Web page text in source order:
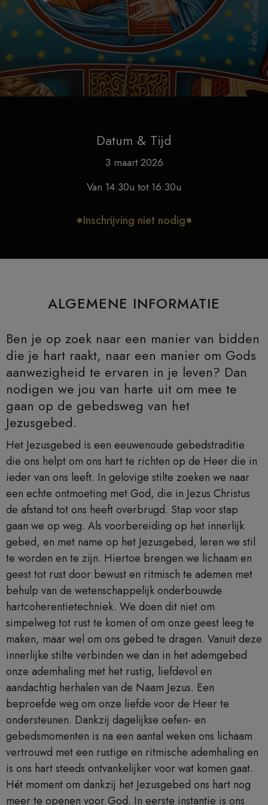
Datum & Tijd
3 maart 2026
Van 14:30u tot 16:30u
Inschrijving niet nodig
ALGEMENE INFORMATIE
Ben je op zoek naar een manier van bidden
die je hart raakt, naar een manier om Gods
aanwezigheid te ervaren in je leven? Dan
nodigen we jou van harte uit om mee te
gaan op de gebedsweg van het
Jezusgebed.
Het Jezusgebed is een eeuwenoude gebedstraditie
die ons helpt om ons hart te richten op de Heer die in
ieder van ons leeft. In gelovige stilte zoeken we naar
een echte ontmoeting met God, die in Jezus Christus
de afstand tot ons heeft overbrugd. Stap voor stap
gaan we op weg. Als voorbereiding op het innerlijk
gebed, en met name op het Jezusgebed, leren we stil
te worden en te zijn. Hiertoe brengen we lichaam en
geest tot rust door bewust en ritmisch te ademen met
behulp van de wetenschappelijk onderbouwde
hartcoherentietechniek. We doen dit niet om
simpelweg tot rust te komen of om onze geest leeg te
maken, maar wel om ons gebed te dragen. Vanuit deze
innerlijke stilte verbinden we dan in het ademgebed
onze ademhaling met het rustig, liefdevol en
aandachtig herhalen van de Naam Jezus. Een
beproefde weg om onze liefde voor de Heer te
ondersteunen. Dankzij dagelijkse oefen- en
gebedsmomenten is na een aantal weken ons lichaam
vertrouwd met een rustige en ritmische ademhaling en
is ons hart steeds ontvankelijker voor wat komen gaat.
Hét moment om dankzij het Jezusgebed ons hart nog
meer te openen voor God. In eerste instantie is ons